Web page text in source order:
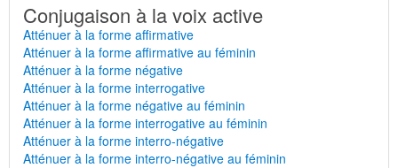
Conjugaison à la voix active
Atténuer à la forme affirmative
Atténuer à la forme affirmative au féminin
Atténuer à la forme négative
Atténuer à la forme interrogative
Atténuer à la forme négative au féminin
Atténuer à la forme interrogative au féminin
Atténuer à la forme interro-négative
Atténuer à la forme interro-négative au féminin